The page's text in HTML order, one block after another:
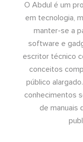
O Abdul é um
em tecnologia,
manter-se a
software e
escritor técnico
conceitos
público
conhecimentos
de manuais